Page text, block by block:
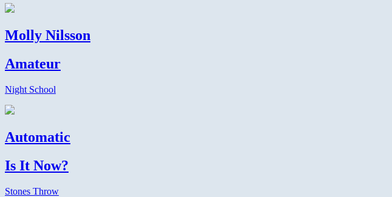
Molly Nilsson
Amateur
Night School
Automatic
Is It Now?
Stones Throw